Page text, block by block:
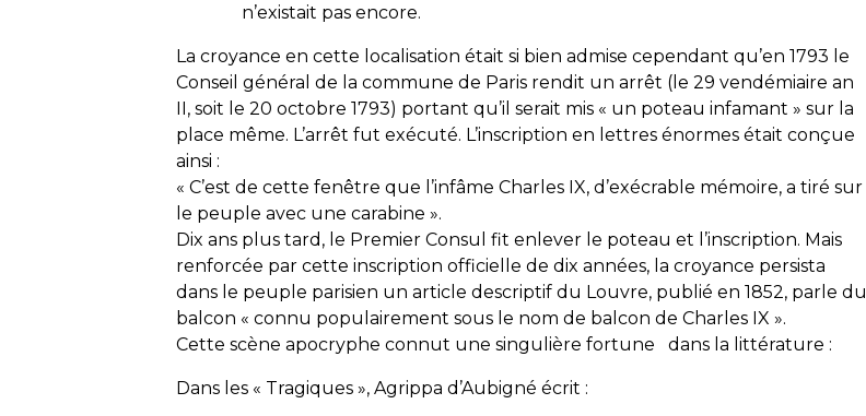
n’existait pas encore.
La croyance en cette localisation était si bien admise cependant qu’en 1793 le
Conseil général de la commune de Paris rendit un arrêt (le 29 vendémiaire an
II, soit le 20 octobre 1793) portant qu’il serait mis « un poteau infamant » sur la
place même. L’arrêt fut exécuté. L’inscription en lettres énormes était conçue
ainsi :
« C’est de cette fenêtre que l’infâme Charles IX, d’exécrable mémoire, a tiré sur
le peuple avec une carabine ».
Dix ans plus tard, le Premier Consul fit enlever le poteau et l’inscription. Mais
renforcée par cette inscription officielle de dix années, la croyance persista
dans le peuple parisien un article descriptif du Louvre, publié en 1852, parle du
balcon « connu populairement sous le nom de balcon de Charles IX ».
Cette scène apocryphe connut une singulière fortune dans la littérature :
Dans les « Tragiques », Agrippa d’Aubigné écrit :